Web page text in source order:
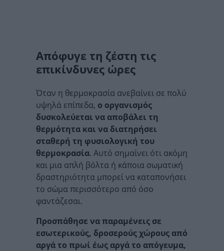
Απόφυγε τη ζέστη τις
επικίνδυνες ώρες
Όταν η θερμοκρασία ανεβαίνει σε πολύ
υψηλά επίπεδα, ο οργανισμός
δυσκολεύεται να αποβάλει τη
θερμότητα και να διατηρήσει
σταθερή τη φυσιολογική του
θερμοκρασία. Αυτό σημαίνει ότι ακόμη
και μια απλή βόλτα ή κάποια σωματική
δραστηριότητα μπορεί να καταπονήσει
το σώμα περισσότερο από όσο
φαντάζεσαι.
Προσπάθησε να παραμένεις σε
εσωτερικούς, δροσερούς χώρους από
αργά το πρωί έως αργά το απόγευμα,